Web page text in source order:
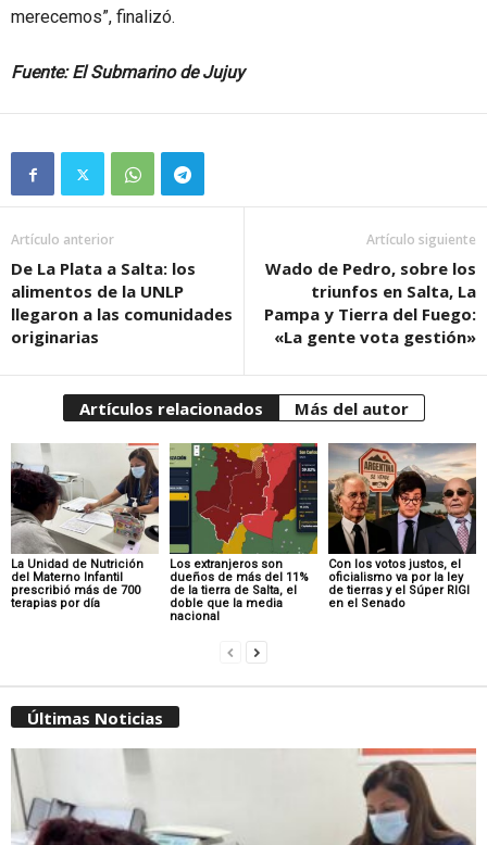
merecemos”, finalizó.
Fuente: El Submarino de Jujuy
Artículo anterior
De La Plata a Salta: los
alimentos de la UNLP
llegaron a las comunidades
originarias
Artículo siguiente
Wado de Pedro, sobre los
triunfos en Salta, La
Pampa y Tierra del Fuego:
«La gente vota gestión»
Artículos relacionados Más del autor
La Unidad de Nutrición
del Materno Infantil
prescribió más de 700
terapias por día
Los extranjeros son
dueños de más del 11%
de la tierra de Salta, el
doble que la media
nacional
Con los votos justos, el
oficialismo va por la ley
de tierras y el Súper RIGI
en el Senado
Últimas Noticias